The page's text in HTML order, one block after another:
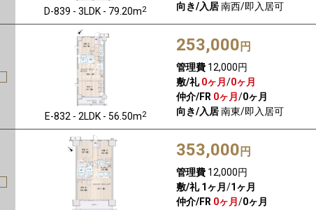
D-839 - 3LDK - 79.20m2
向き/入居南西/即入居可
E-832 - 2LDK - 56.50m2
253,000 円
管理費12,000円
敷/礼 0ヶ月 /0ヶ月
仲介/FR 0ヶ月 /0ヶ月
向き/入居南東/即入居可
353,000 円
管理費12,000円
敷/礼 1ヶ月 /1ヶ月
仲介/FR 0ヶ月 /0ヶ月